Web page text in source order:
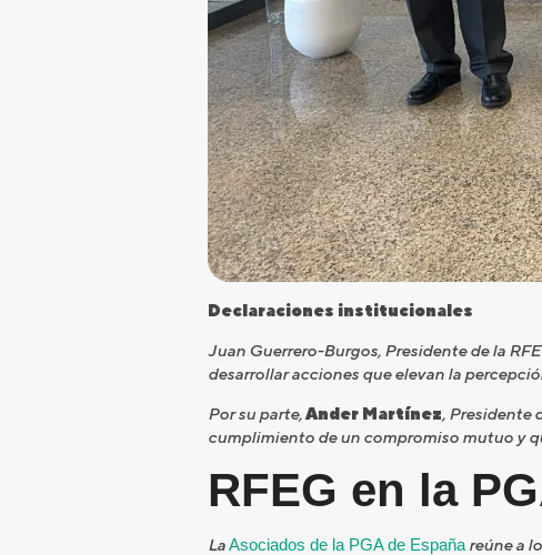
Declaraciones institucionales
Juan Guerrero-Burgos, Presidente de la
desarrollar acciones que elevan la
Por su parte,Ander Martínez, Presidente
cumplimiento de un compromiso mutuo y
RFEG en la
LaAsociados de la PGA de España reúne a